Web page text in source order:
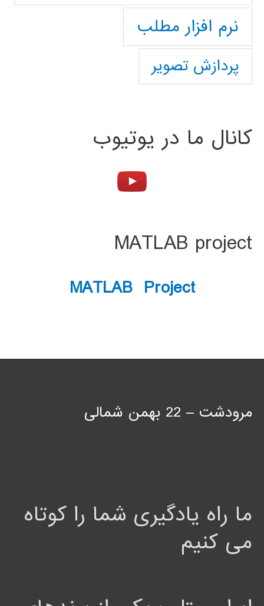
نرم افزار مطلب
پردازش تصویر
کانال ما در یوتیوب
MATLAB project
MATLAB Project
مرودشت – 22 بهمن شمالی
ما راه یادگیری شما را کوتاه
می کنیم